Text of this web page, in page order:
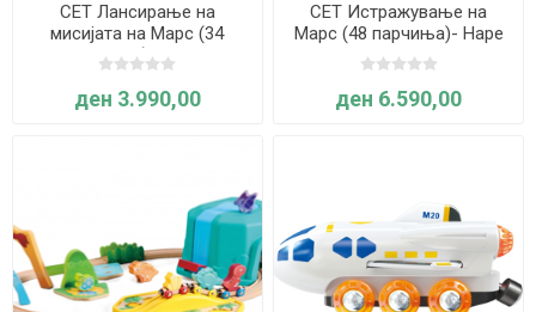
СЕТ Лансирање на
мисијата на Марс (34
парчиња) - Hape
ден 3.990,00
СЕТ Истражување на
Марс (48 парчиња)- Hape
ден 6.590,00